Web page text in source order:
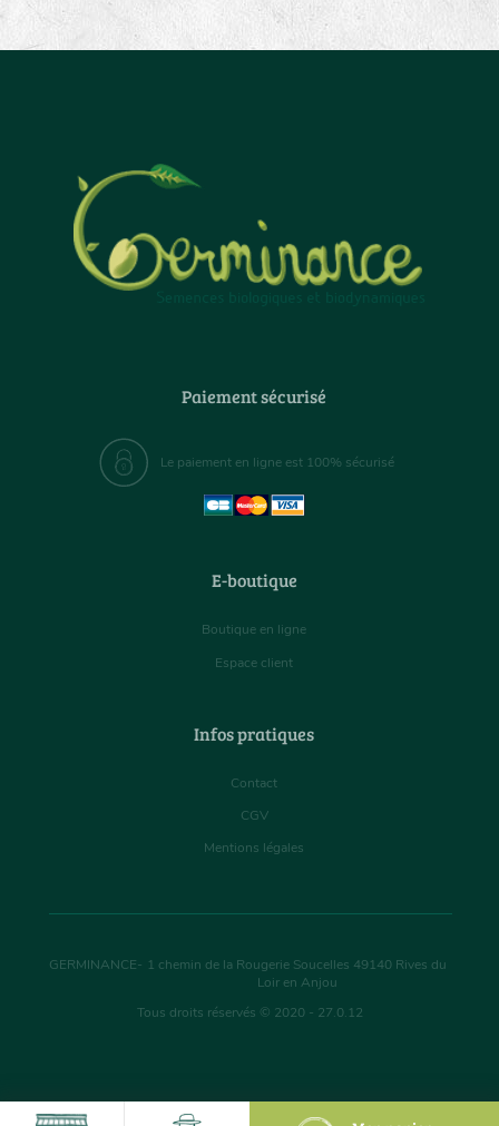
Paiement sécurisé
Le paiement en ligne est 100% sécurisé
E-boutique
Boutique en ligne
Espace client
Infos pratiques
Contact
CGV
Mentions légales
GERMINANCE- 1 chemin de la Rougerie Soucelles 49140 Rives du
Loir en Anjou
Tous droits réservés © 2020 - 27.0.12